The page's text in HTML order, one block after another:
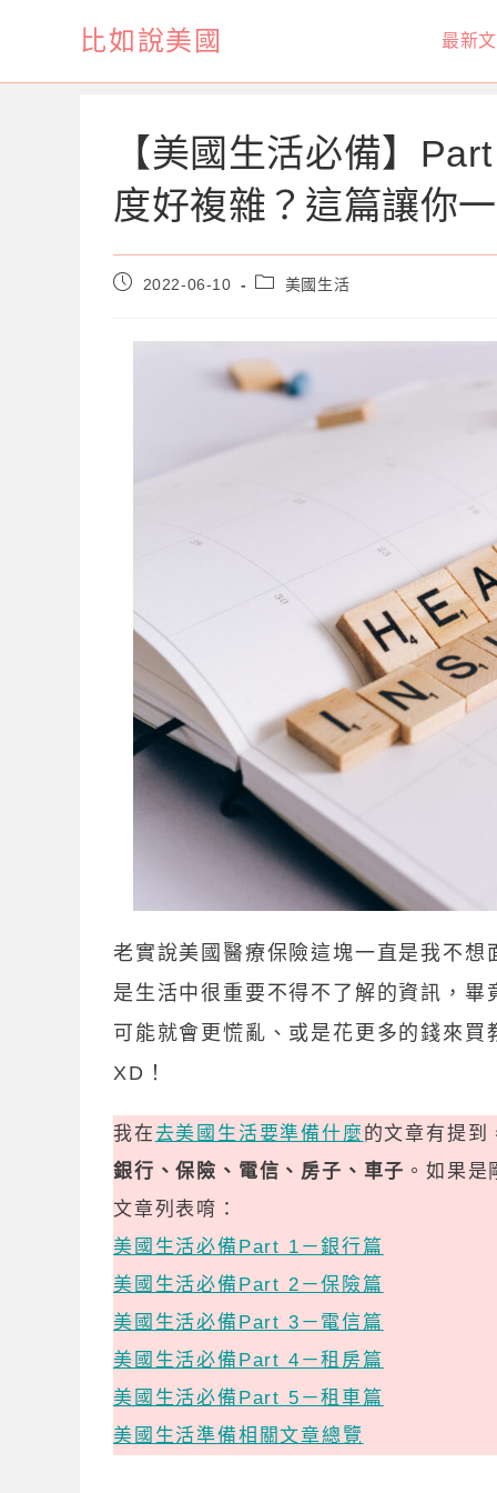
比如說美國 最新
【美國生活必備】
度好複雜？這篇讓你
Post2022-06-10
Post美國生活
老實說美國醫療保險這塊一直是我不
是生活中很重要不得不了解的資訊，
可能就會更慌亂、或是花更多的錢來
XD！
我在去美國生活要準備什麼 的文章有提到
銀行、保險、電信、房子、車子 。如果
文章列表唷：
美國生活必備Part 1－銀行篇
美國生活必備Part 2－保險篇
美國生活必備Part 3－電信篇
美國生活必備Part 4－租房篇
美國生活必備Part 5－租車篇
美國生活準備相關文章總覽